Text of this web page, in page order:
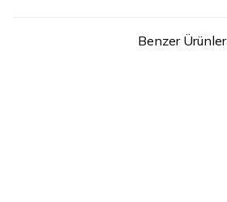
Benzer Ürünler
2